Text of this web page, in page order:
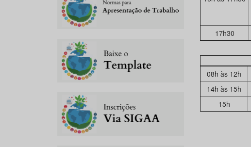
17h30
08h às 12h
14h às 15h
15h